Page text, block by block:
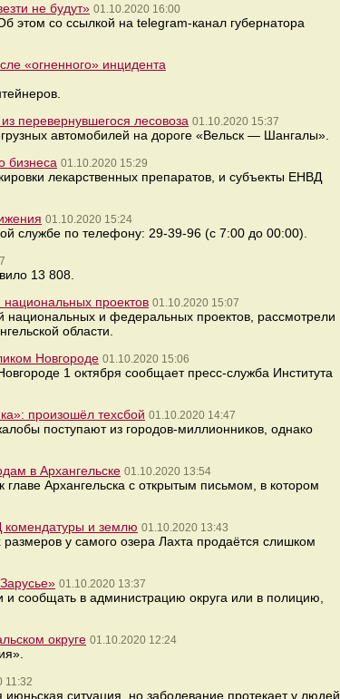
не будут» 01.10.2020 16:00
этом со ссылкой на telegram-канал губернатора
«огненного» инцидента
перевернувшегося лесовоза 01.10.2020 15:37
автомобилей на дороге «Вельск — Шангалы».
бизнеса 01.10.2020 15:29
лекарственных препаратов, и субъекты ЕНВД
01.10.2020 15:24
службе по телефону: 29-39-96 (с 7:00 до 00:00).
13 808.
проектов 01.10.2020 15:07
и федеральных проектов, рассмотрели
области.
Новгороде 01.10.2020 15:06
1 октября сообщает пресс-служба Института
произошёл техсбой 01.10.2020 14:47
поступают из городов-миллионников, однако
в Архангельске 01.10.2020 13:54
Архангельска с открытым письмом, в котором
и землю 01.10.2020 13:43
у самого озера Лахта продаётся слишком
01.10.2020 13:37
сообщать в администрацию округа или в полицию,
округе 01.10.2020 12:24
11:32
ситуация, но заболевание протекает у людей